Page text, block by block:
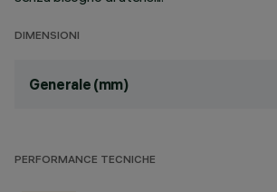
DIMENSIONI
Generale (mm)
PERFORMANCE TECNICHE